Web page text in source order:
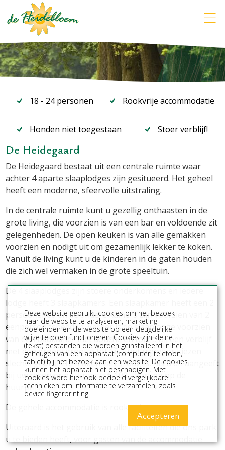
18 - 24 personen Rookvrije accommodatie
Honden niet toegestaan Stoer verblijf!
De Heidegaard
De Heidegaard bestaat uit een centrale ruimte waar
achter 4 aparte slaaplodges zijn gesitueerd. Het geheel
heeft een moderne, sfeervolle uitstraling.
In de centrale ruimte kunt u gezellig onthaasten in de
grote living, die voorzien is van een bar en voldoende zit
gelegenheden. De open keuken is van alle gemakken
voorzien en nodigt uit om gezamenlijk lekker te koken.
Vanuit de living kunt u de kinderen in de gaten houden
die zich wel vermaken in de grote speeltuin.
De 4 slaaplodges zijn stoere onderkomens en iedere
lodge heeft 3 slaapkamers. Een slaapkamer heeft een 2
persoonsbed en de andere kamers zijn voorzien van 2
eenpersoonsbedden. Verder is de slaaplodge voorzien
van een badkamer met douche en toilet. Bij een verblijf
met een groepsgrootte tot 18, kunt u ervoor kiezen
slechts gebruik te maken van 3 lodges. Als u dit aangeeft
bij uw reservering, krijgt u € 100,- korting op de
huurprijs.
De gehele accommodatie is rookvrij!
Uiteraard is het gebruik van alle faciliteiten die ons park
u te bieden heeft, voor gasten van de accommodatie
Deze website gebruikt cookies om het bezoek
naar de website te analyseren, marketing
doeleinden en de website op een deugdelijke
wijze te doen functioneren. Cookies zijn kleine
(tekst) bestanden die worden geïnstalleerd in het
geheugen van een apparaat (computer, telefoon,
tablet) bij het bezoek aan een website. De cookies
kunnen het apparaat niet beschadigen. Met
cookies word hier ook bedoeld vergelijkbare
technieken om informatie te verzamelen, zoals
device fingerprinting.
Accepteren